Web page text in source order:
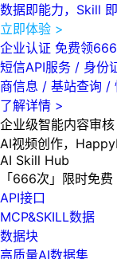
数据即能力，Skill
立即体验 >
企业认证 免费领
短信API服务 / 身份
商信息 / 基站查询 /
了解详情 >
企业级智能内容审核
AI视频创作，
AI Skill Hub
「666次」限时免费
API接口
MCP&SKILL数据
数据块
高质量AI数据集